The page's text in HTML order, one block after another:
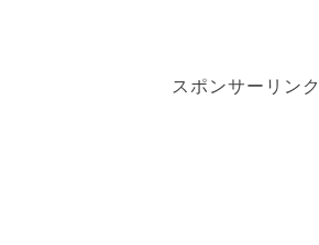
スポンサーリンク